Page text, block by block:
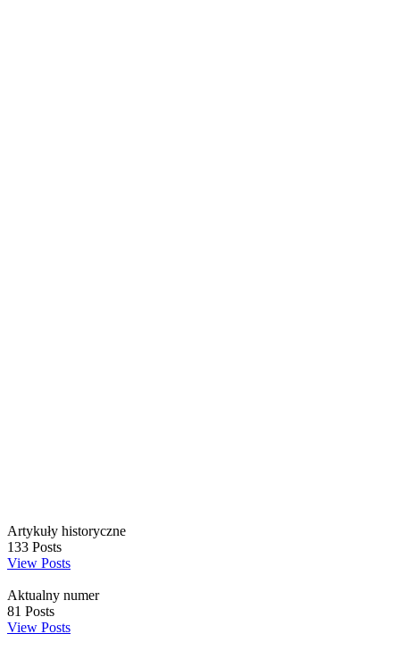
Artykuły historyczne
133 Posts
View Posts
Aktualny numer
81 Posts
View Posts